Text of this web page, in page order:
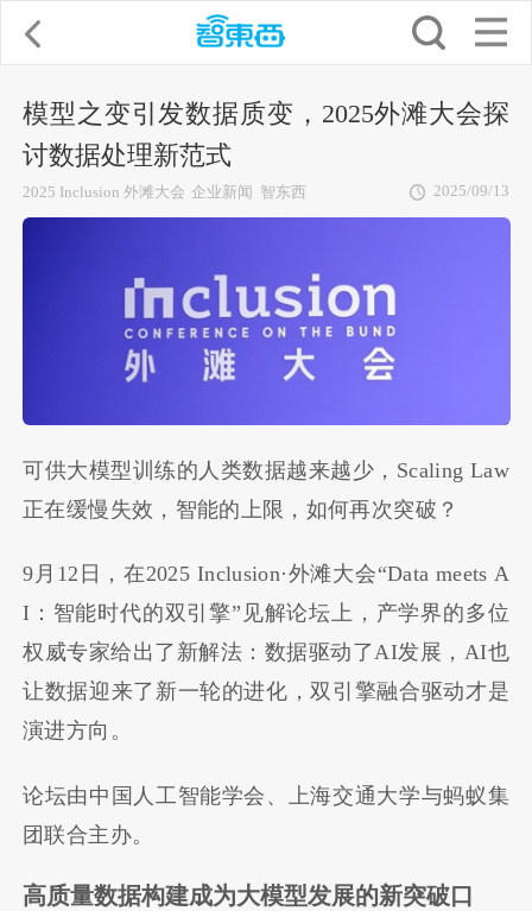
模型之变引发数据质变，2025外滩大会探
讨数据处理新范式
2025 Inclusion 外滩大会 企业新闻 智东西 2025/09/13
可供大模型训练的人类数据越来越少，Scaling Law
正在缓慢失效，智能的上限，如何再次突破？
9月12日，在2025 Inclusion·外滩大会“Data meets A
I：智能时代的双引擎”见解论坛上，产学界的多位
权威专家给出了新解法：数据驱动了AI发展，AI也
让数据迎来了新一轮的进化，双引擎融合驱动才是
演进方向。
论坛由中国人工智能学会、上海交通大学与蚂蚁集
团联合主办。
高质量数据构建成为大模型发展的新突破口